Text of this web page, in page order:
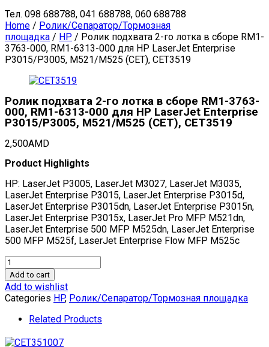
Тел. 098 688788, 041 688788, 060 688788
Home / Ролик/Сепаратор/Тормозная
площадка / HP / Ролик подхвата 2-го лотка в сборе RM1-
3763-000, RM1-6313-000 для HP LaserJet Enterprise
P3015/P3005, M521/M525 (CET), CET3519
Ролик подхвата 2-го лотка в сборе RM1-3763-
000, RM1-6313-000 для HP LaserJet Enterprise
P3015/P3005, M521/M525 (CET), CET3519
2,500AMD
Product Highlights
HP: LaserJet P3005, LaserJet M3027, LaserJet M3035,
LaserJet Enterprise P3015, LaserJet Enterprise P3015d,
LaserJet Enterprise P3015dn, LaserJet Enterprise P3015n,
LaserJet Enterprise P3015x, LaserJet Pro MFP M521dn,
LaserJet Enterprise 500 MFP M525dn, LaserJet Enterprise
500 MFP M525f, LaserJet Enterprise Flow MFP M525c
Ролик
подхвата
2-
го
лотка
RM1-
Add to cart
Add to wishlist
Categories HP, Ролик/Сепаратор/Тормозная площадка
Related Products